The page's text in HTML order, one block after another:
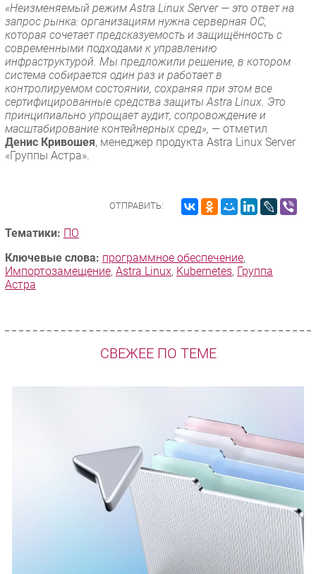
«Неизменяемый режим Astra Linux Server — это ответ на
запрос рынка: организациям нужна серверная ОС,
которая сочетает предсказуемость и защищённость с
современными подходами к управлению
инфраструктурой. Мы предложили решение, в котором
система собирается один раз и работает в
контролируемом состоянии, сохраняя при этом все
сертифицированные средства защиты Astra Linux. Это
принципиально упрощает аудит, сопровождение и
масштабирование контейнерных сред», — отметил
Денис Кривошея, менеджер продукта Astra Linux Server
«Группы Астра».
ОТПРАВИТЬ:
Тематики: ПО
Ключевые слова: программное обеспечение,
Импорто­замещение, Astra Linux, Kubernetes, Группа
Астра
СВЕЖЕЕ ПО ТЕМЕ